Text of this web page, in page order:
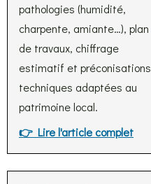
pathologies (humidité,
charpente, amiante…), plan
de travaux, chiffrage
estimatif et préconisations
techniques adaptées au
patrimoine local.
👉 Lire l'article complet